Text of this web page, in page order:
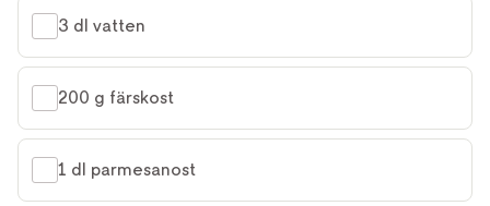
3 dl vatten
200 g färskost
1 dl parmesanost